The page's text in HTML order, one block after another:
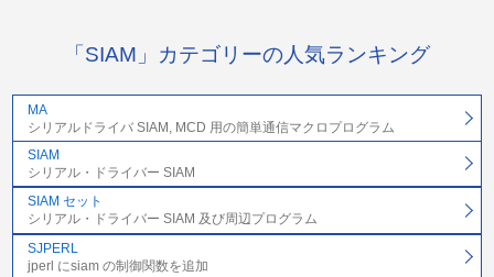
「SIAM」カテゴリーの人気ランキング
MA
シリアルドライバ SIAM, MCD 用の簡単通信マクロプログラム
SIAM
シリアル・ドライバー SIAM
SIAM セット
シリアル・ドライバー SIAM 及び周辺プログラム
SJPERL
jperl にsiam の制御関数を追加